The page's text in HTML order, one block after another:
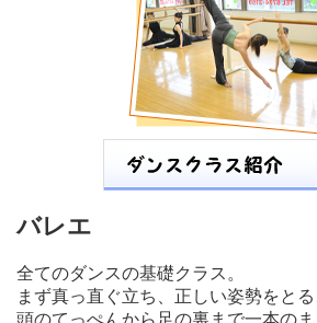
バレエ
全てのダンスの基礎クラス。
まず真っ直ぐ立ち、正しい姿勢をとる